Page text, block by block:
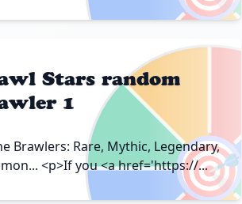
🎯
Stars random
1
Brawlers: Rare, Mythic, Legendary,
<p>If you <a href='https://...